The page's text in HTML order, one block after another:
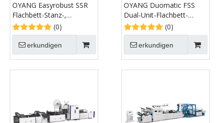
OYANG Easyrobust SSR
Flachbett-Stanz-,
Abisolier- und
Prägemaschine
(0)
erkundigen
OYANG Duomatic FSS
Dual-Unit-Flachbett-
Heißfolienpräge-, Stanz-
und Abisoliermaschine
(0)
erkundigen